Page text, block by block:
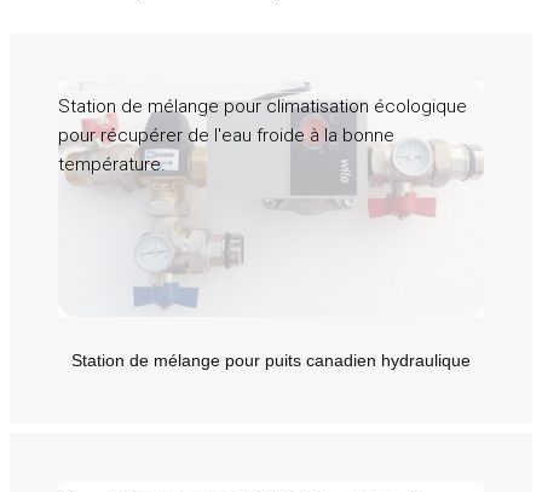
Station de mélange pour climatisation écologique
pour récupérer de l'eau froide à la bonne
température.
Station de mélange pour puits canadien hydraulique